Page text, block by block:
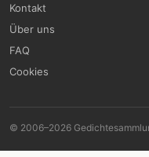
Kontakt
Über uns
FAQ
Cookies
© 2006–2026